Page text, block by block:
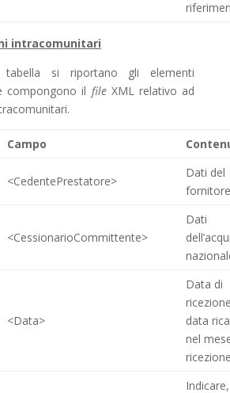
intracomunitari
tabella si riportano gli elementi
compongono il fileXML relativo ad
Campo
<CedentePrestatore>
Dati del
<CessionarioCommittente>
Dati
<Data>
Data di
data
nel
Indicare,